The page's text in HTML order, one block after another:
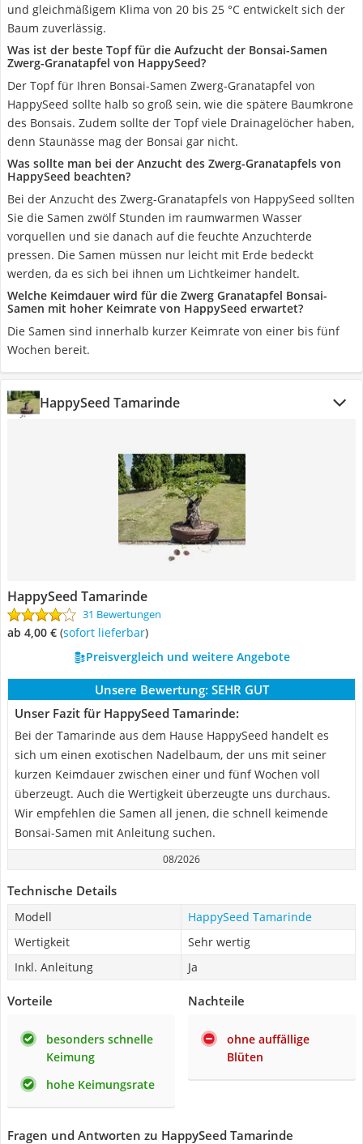
und gleichmäßigem Klima von 20 bis 25 °C entwickelt sich der
Baum zuverlässig.
Was ist der beste Topf für die Aufzucht der Bonsai-Samen
Zwerg-Granatapfel von HappySeed?
Der Topf für Ihren Bonsai-Samen Zwerg-Granatapfel von
HappySeed sollte halb so groß sein, wie die spätere Baumkrone
des Bonsais. Zudem sollte der Topf viele Drainagelöcher haben,
denn Staunässe mag der Bonsai gar nicht.
Was sollte man bei der Anzucht des Zwerg-Granatapfels von
HappySeed beachten?
Bei der Anzucht des Zwerg-Granatapfels von HappySeed sollten
Sie die Samen zwölf Stunden im raumwarmen Wasser
vorquellen und sie danach auf die feuchte Anzuchterde
pressen. Die Samen müssen nur leicht mit Erde bedeckt
werden, da es sich bei ihnen um Lichtkeimer handelt.
Welche Keimdauer wird für die Zwerg Granatapfel Bonsai-
Samen mit hoher Keimrate von HappySeed erwartet?
Die Samen sind innerhalb kurzer Keimrate von einer bis fünf
Wochen bereit.
HappySeed Tamarinde
HappySeed Tamarinde
31 Bewertungen
ab 4,00 € ( Sofort lieferbar)
Preisvergleich und weitere Angebote
Unsere Bewertung: SEHR GUT
Unser Fazit für HappySeed Tamarinde:
Bei der Tamarinde aus dem Hause HappySeed handelt es
sich um einen exotischen Nadelbaum, der uns mit seiner
kurzen Keimdauer zwischen einer und fünf Wochen voll
überzeugt. Auch die Wertigkeit überzeugte uns durchaus.
Wir empfehlen die Samen all jenen, die schnell keimende
Bonsai-Samen mit Anleitung suchen.
08/2026
Technische Details
Modell
HappySeed Tamarinde
Wertigkeit
Sehr wertig
Inkl. Anleitung
Ja
Vorteile
besonders schnelle
Keimung
hohe Keimungsrate
Nachteile
ohne auffällige
Blüten
Fragen und Antworten zu HappySeed Tamarinde